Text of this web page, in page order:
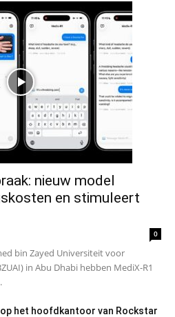
nieuw model
en stimuleert
0
bin Zayed Universiteit voor
in Abu Dhabi hebben MediX-R1
op het hoofdkantoor van Rockstar